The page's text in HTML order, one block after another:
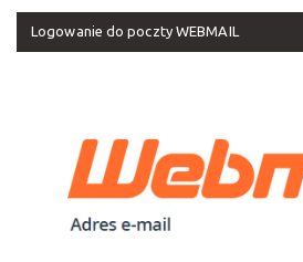
Logowanie do poczty WEBMAIL